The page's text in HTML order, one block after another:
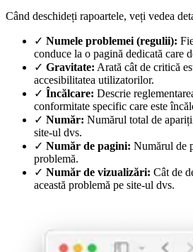
Când deschideți rapoartele, veți vedea
✓ Numele problemei (regulii):
conduce la o pagină dedicată care
✓ Gravitate: Arată cât de critică
accesibilitatea utilizatorilor.
✓ Încălcare: Descrie
conformitate specific care este
✓ Număr: Numărul total de
site-ul dvs.
✓ Număr de pagini: Numărul de
problemă.
✓ Număr de vizualizări: Cât de
această problemă pe site-ul dvs.